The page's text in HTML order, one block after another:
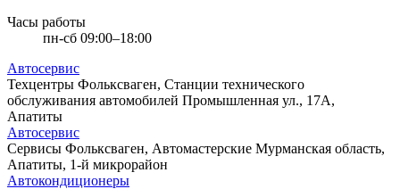
Часы работы
пн-сб 09:00–18:00
Автосервис
Техцентры Фольксваген, Станции технического
обслуживания автомобилей Промышленная ул., 17А,
Апатиты
Автосервис
Сервисы Фольксваген, Автомастерские Мурманская область,
Апатиты, 1-й микрорайон
Автокондиционеры